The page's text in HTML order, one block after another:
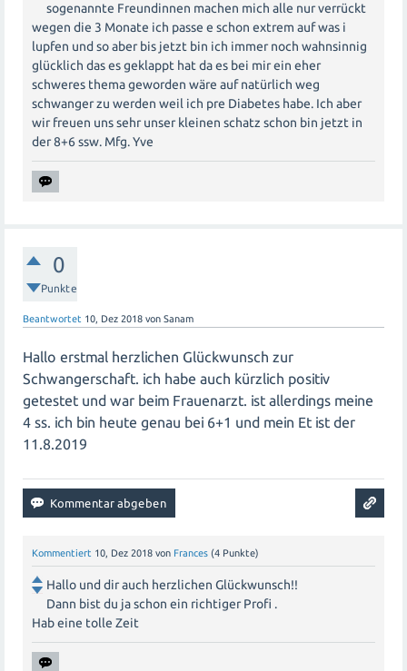
sogenannte Freundinnen machen mich alle nur verrückt
wegen die 3 Monate ich passe e schon extrem auf was i
lupfen und so aber bis jetzt bin ich immer noch wahnsinnig
glücklich das es geklappt hat da es bei mir ein eher
schweres thema geworden wäre auf natürlich weg
schwanger zu werden weil ich pre Diabetes habe. Ich aber
wir freuen uns sehr unser kleinen schatz schon bin jetzt in
der 8+6 ssw. Mfg. Yve
0
Punkte
Beantwortet 10, Dez 2018 von Sanam
Hallo erstmal herzlichen Glückwunsch zur
Schwangerschaft. ich habe auch kürzlich positiv
getestet und war beim Frauenarzt. ist allerdings meine
4 ss. ich bin heute genau bei 6+1 und mein Et ist der
11.8.2019
Kommentiert 10, Dez 2018 von Frances (4 Punkte)
Hallo und dir auch herzlichen Glückwunsch!!
Dann bist du ja schon ein richtiger Profi .
Hab eine tolle Zeit